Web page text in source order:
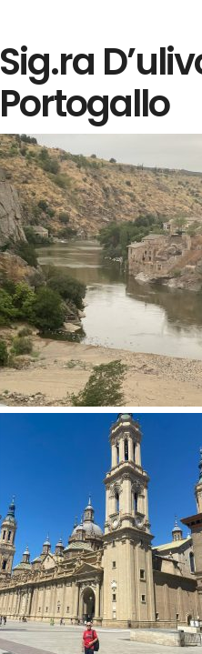
Sig.ra
Portogallo